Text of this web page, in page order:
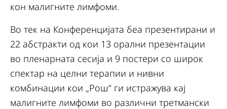
кон малигните лимфоми.
Во тек на Конференцијата беа презентирани и
22 абстракти од кои 13 орални презентации
во пленарната сесија и 9 постери со широк
спектар на целни терапии и нивни
комбинации кои „Рош“ ги истражува кај
малигните лимфоми во различни третмански